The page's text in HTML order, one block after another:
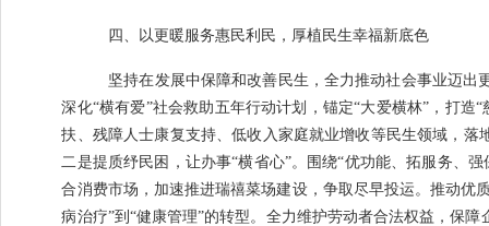
四、以更暖服务惠民利民，厚植民生幸福新底色
坚持在发展中保障和改善民生，全力推动社会事业迈
深化“横有爱”社会救助五年行动计划，锚定“大爱横林” ，打造“
扶、残障人士康复支持、低收入家庭就业增收等民生领域，落
二是提质纾民困，让办事“横省心”。 围绕“优功能、拓服务、强
合消费市场，加速推进瑞禧菜场建设，争取尽早投运。推动优
病治疗”到 “健康管理”的转型。全力维护劳动者合法权益，保